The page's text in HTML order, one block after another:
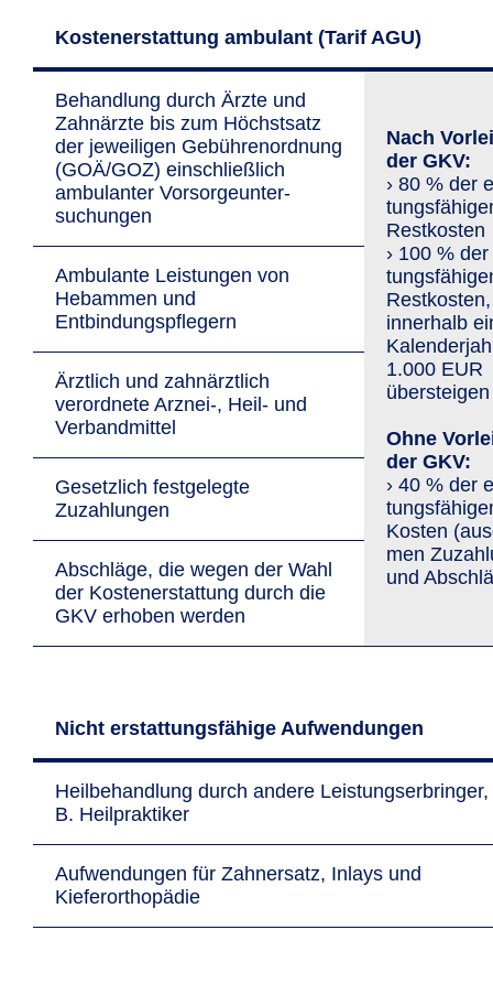
Kostenerstattung ambulant (Tarif AGU)
Behandlung durch Ärzte und
Zahnärzte bis zum Höchstsatz
der jewei­ligen Gebührenordnung
(GOÄ/GOZ) ein­schließ­lich
ambulanter Vor­sorge­unter­
suchungen
Nach
der GKV:
› 80 % der
Restkosten
› 100 %
innerhalb
1.000 EUR
übersteigen
Ohne
der GKV:
› 40 % der
Kosten
men
und
Ambulante Leistungen von
Hebammen und
Entbindungspflegern
Ärztlich und zahn­ärztlich
verordnete Arznei-, Heil- und
Verbandmittel
Gesetzlich festgelegte
Zuzahlungen
Abschläge, die wegen der Wahl
der Kosten­erstattung durch die
GKV erhoben werden
Nicht erstattungsfähige Aufwendungen
Heilbehandlung durch andere
B. Heilpraktiker
Aufwendungen für Zahnersatz, Inlays und
Kieferorthopädie